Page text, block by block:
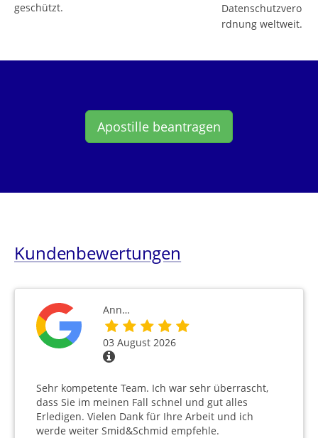
geschützt.
Datenschutzvero
rdnung weltweit.
Apostille beantragen
Kundenbewertungen
Ann…
03 August 2026
Sehr kompetente Team. Ich war sehr überrascht,
dass Sie im meinen Fall schnel und gut alles
Erledigen. Vielen Dank für Ihre Arbeit und ich
werde weiter Smid&Schmid empfehle.